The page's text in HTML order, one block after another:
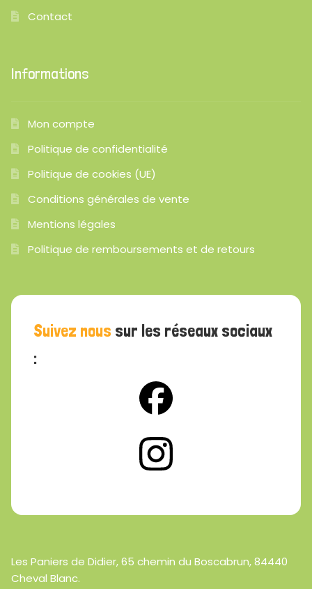
Contact
Informations
Mon compte
Politique de confidentialité
Politique de cookies (UE)
Conditions générales de vente
Mentions légales
Politique de remboursements et de retours
Suivez nous sur les réseaux sociaux
:
Les Paniers de Didier, 65 chemin du Boscabrun, 84440
Cheval Blanc.